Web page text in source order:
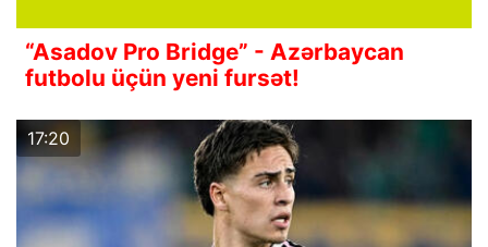
“Asadov Pro Bridge” - Azərbaycan
futbolu üçün yeni fursət!
17:20